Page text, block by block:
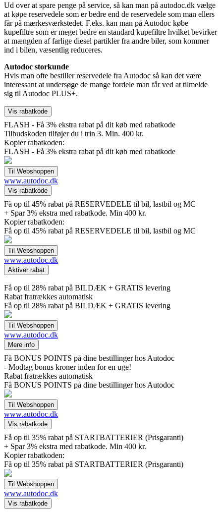
Ud over at spare penge på service, så kan man på autodoc.dk vælge
at køpe reservedele som er bedre end de reservedele som man ellers
får på mærkesværkstedet. F.eks. kan man på Autodoc købe
kupefiltre som er meget bedre en standard kupefiltre hvilket bevirker
at mængden af farlige diesel partikler fra andre biler, som kommer
ind i bilen, væsentlig reduceres.
Autodoc storkunde
Hvis man ofte bestiller reservedele fra Autodoc så kan det være
interessant at undersøge de mange fordele man får ved at tilmelde
sig til Autodoc PLUS+.
FLASH - Få 3% ekstra rabat på dit køb med rabatkode
Tilbudskoden tilføjer du i trin 3. Min. 400 kr.
Kopier rabatkoden:
FLASH - Få 3% ekstra rabat på dit køb med rabatkode
www.autodoc.dk
Få op til 45% rabat på RESERVEDELE til bil, lastbil og MC
+ Spar 3% ekstra med rabatkode. Min 400 kr.
Kopier rabatkoden:
Få op til 45% rabat på RESERVEDELE til bil, lastbil og MC
www.autodoc.dk
Få op til 28% rabat på BILDÆK + GRATIS levering
Rabat fratrækkes automatisk
Få op til 28% rabat på BILDÆK + GRATIS levering
www.autodoc.dk
Få BONUS POINTS på dine bestillinger hos Autodoc
- Modtag bonus kroner inden for en uge!
Rabat fratrækkes automatisk
Få BONUS POINTS på dine bestillinger hos Autodoc
www.autodoc.dk
Få op til 35% rabat på STARTBATTERIER (Prisgaranti)
+ Spar 3% ekstra med rabatkode. Min 400 kr.
Kopier rabatkoden:
Få op til 35% rabat på STARTBATTERIER (Prisgaranti)
www.autodoc.dk